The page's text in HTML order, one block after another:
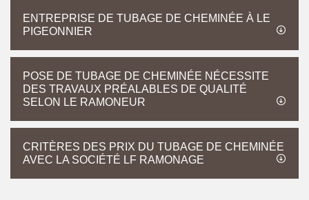
ENTREPRISE DE TUBAGE DE CHEMINÉE À LE
PIGEONNIER
POSE DE TUBAGE DE CHEMINÉE NÉCESSITE
DES TRAVAUX PRÉALABLES DE QUALITÉ
SELON LE RAMONEUR
CRITÈRES DES PRIX DU TUBAGE DE CHEMINÉE
AVEC LA SOCIÉTÉ LF RAMONAGE